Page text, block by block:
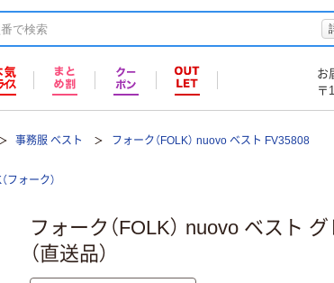
お
〒
事務服 ベスト フォーク（FOLK） nuovo ベスト FV35808
フォーク）
フォーク（FOLK） nuovo ベスト
（直送品）